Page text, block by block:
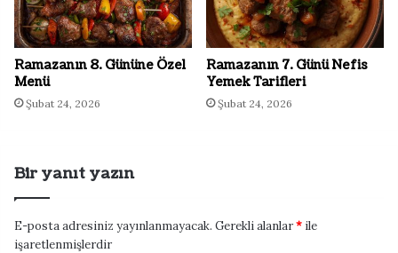
Ramazanın 8. Gününe Özel
Menü
Şubat 24, 2026
Ramazanın 7. Günü Nefis
Yemek Tarifleri
Şubat 24, 2026
Bir yanıt yazın
E-posta adresiniz yayınlanmayacak. Gerekli alanlar* ile
işaretlenmişlerdir